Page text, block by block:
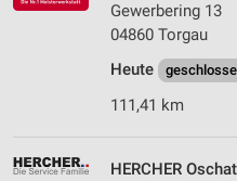
Gewerbering 13
04860 Torgau
Heute
111,41 km
HERCHER